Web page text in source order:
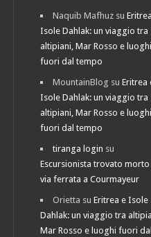
Naquib Mafhuz su
Isole Dahlak: un viaggio tra
altipiani, Mar Rosso e luoghi
fuori dal tempo
MountainBlog suEritrea
Isole Dahlak: un viaggio tra
altipiani, Mar Rosso e luoghi
fuori dal tempo
tiranga login su
Escursionista trovato morto
via ferrata a Courmayeur
Orietta suEritrea e Isole
Dahlak: un viaggio tra
Mar Rosso e luoghi fuori dal